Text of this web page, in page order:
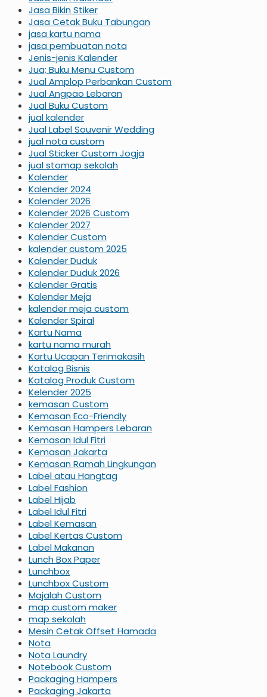
Jasa Bikin Stiker
Jasa Cetak Buku Tabungan
jasa kartu nama
jasa pembuatan nota
Jenis-jenis Kalender
Jua; Buku Menu Custom
Jual Amplop Perbankan Custom
Jual Angpao Lebaran
Jual Buku Custom
jual kalender
Jual Label Souvenir Wedding
jual nota custom
Jual Sticker Custom Jogja
jual stomap sekolah
Kalender
Kalender 2024
Kalender 2026
Kalender 2026 Custom
Kalender 2027
Kalender Custom
kalender custom 2025
Kalender Duduk
Kalender Duduk 2026
Kalender Gratis
Kalender Meja
kalender meja custom
Kalender Spiral
Kartu Nama
kartu nama murah
Kartu Ucapan Terimakasih
Katalog Bisnis
Katalog Produk Custom
Kelender 2025
kemasan Custom
Kemasan Eco-Friendly
Kemasan Hampers Lebaran
Kemasan Idul Fitri
Kemasan Jakarta
Kemasan Ramah Lingkungan
Label atau Hangtag
Label Fashion
Label Hijab
Label Idul Fitri
Label Kemasan
Label Kertas Custom
Label Makanan
Lunch Box Paper
Lunchbox
Lunchbox Custom
Majalah Custom
map custom maker
map sekolah
Mesin Cetak Offset Hamada
Nota
Nota Laundry
Notebook Custom
Packaging Hampers
Packaging Jakarta